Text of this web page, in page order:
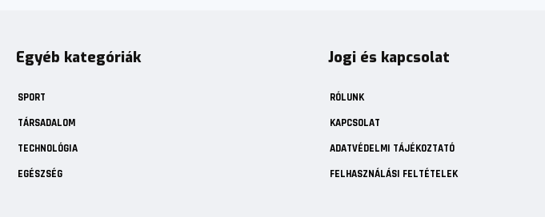
Egyéb kategóriák
SPORT
TÁRSADALOM
TECHNOLÓGIA
EGÉSZSÉG
Jogi és kapcsolat
RÓLUNK
KAPCSOLAT
ADATVÉDELMI TÁJÉKOZTATÓ
FELHASZNÁLÁSI FELTÉTELEK